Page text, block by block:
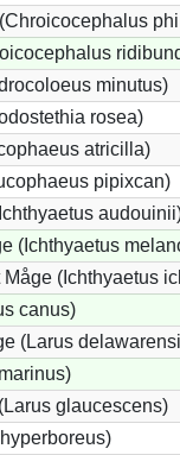
minutus)
rosea)
atricilla)
pipixcan)
(Ichthyaetus
(Ichthyaetus
canus)
(Larus
glaucescens)